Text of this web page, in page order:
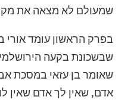
שמעולם לא מצאה את
בפרק הראשון עומד אורי
שבשכונת בקעה
שאומר בן עזאי במסכת
אדם, שאין לך אדם שאין